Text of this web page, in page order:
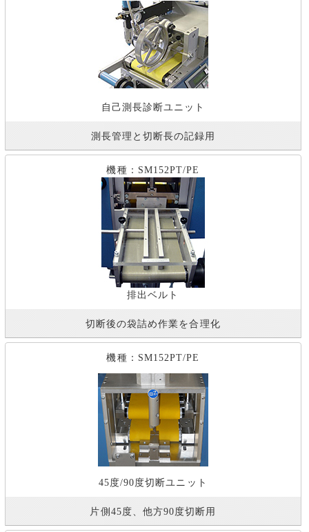
自己測長診断ユニット
測長管理と切断長の記録用
機種：SM152PT/PE
排出ベルト
切断後の袋詰め作業を合理化
機種：SM152PT/PE
45度/90度切断ユニット
片側45度、他方90度切断用